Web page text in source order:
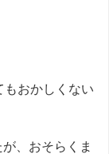
もおかしくない
、おそらくま